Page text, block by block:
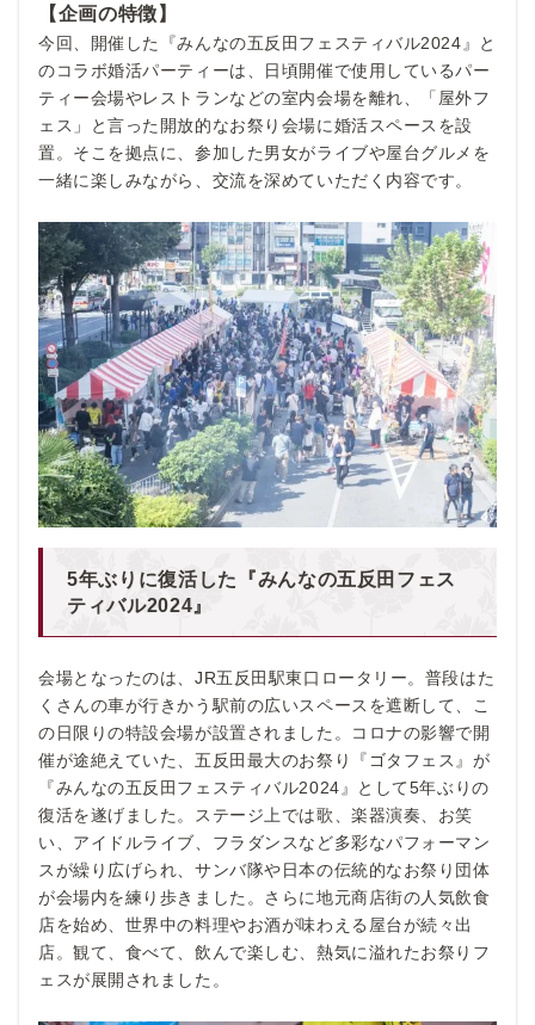
【企画の特徴】
今回、開催した『みんなの五反田フェスティバル2024』と
のコラボ婚活パーティーは、日頃開催で使用しているパー
ティー会場やレストランなどの室内会場を離れ、「屋外フ
ェス」と言った開放的なお祭り会場に婚活スペースを設
置。そこを拠点に、参加した男女がライブや屋台グルメを
一緒に楽しみながら、交流を深めていただく内容です。
5年ぶりに復活した『みんなの五反田フェス
ティバル2024』
会場となったのは、JR五反田駅東口ロータリー。普段はた
くさんの車が行きかう駅前の広いスペースを遮断して、こ
の日限りの特設会場が設置されました。コロナの影響で開
催が途絶えていた、五反田最大のお祭り『ゴタフェス』が
『みんなの五反田フェスティバル2024』として5年ぶりの
復活を遂げました。ステージ上では歌、楽器演奏、お笑
い、アイドルライブ、フラダンスなど多彩なパフォーマン
スが繰り広げられ、サンバ隊や日本の伝統的なお祭り団体
が会場内を練り歩きました。さらに地元商店街の人気飲食
店を始め、世界中の料理やお酒が味わえる屋台が続々出
店。観て、食べて、飲んで楽しむ、熱気に溢れたお祭りフ
ェスが展開されました。